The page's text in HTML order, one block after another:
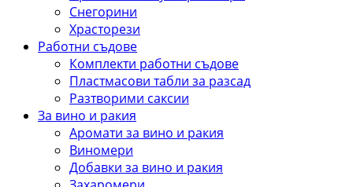
Снегорини
Храсторези
Работни съдове
Комплекти работни съдове
Пластмасови табли за разсад
Разтворими саксии
За вино и ракия
Аромати за вино и ракия
Виномери
Добавки за вино и ракия